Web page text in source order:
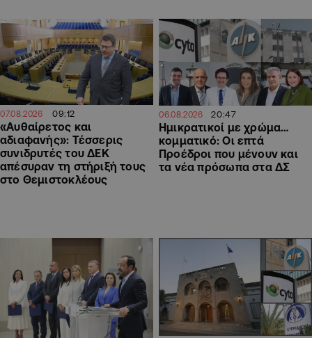
07.08.2026 09:12
«Αυθαίρετος και
αδιαφανής»: Τέσσερις
συνιδρυτές του ΔΕΚ
απέσυραν τη στήριξή τους
στο Θεμιστοκλέους
06.08.2026 20:47
Ημικρατικοί με χρώμα…
κομματικό: Οι επτά
Προέδροι που μένουν και
τα νέα πρόσωπα στα ΔΣ